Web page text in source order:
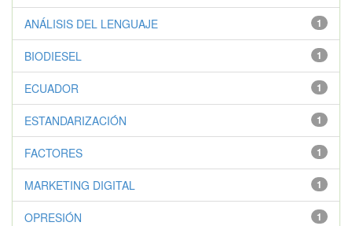
1
ANÁLISIS DEL LENGUAJE
1
BIODIESEL
1
ECUADOR
1
ESTANDARIZACIÓN
1
FACTORES
1
MARKETING DIGITAL
1
OPRESIÓN